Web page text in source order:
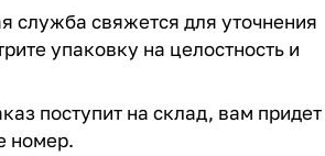
служба свяжется для уточнения
упаковку на целостность и
поступит на склад, вам придет
номер.